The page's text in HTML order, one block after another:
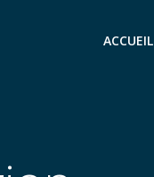
ACCUEIL